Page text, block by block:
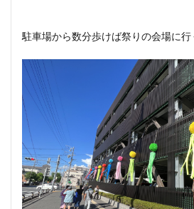
駐車場から数分歩けば祭りの会場に行